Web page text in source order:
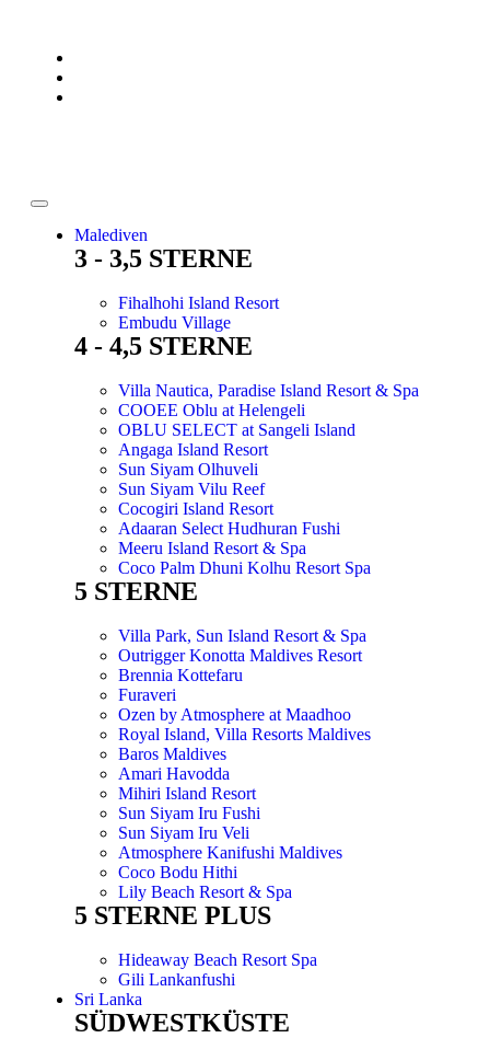
Malediven
3 - 3,5 STERNE
Fihalhohi Island Resort
Embudu Village
4 - 4,5 STERNE
Villa Nautica, Paradise Island Resort & Spa
COOEE Oblu at Helengeli
OBLU SELECT at Sangeli Island
Angaga Island Resort
Sun Siyam Olhuveli
Sun Siyam Vilu Reef
Cocogiri Island Resort
Adaaran Select Hudhuran Fushi
Meeru Island Resort & Spa
Coco Palm Dhuni Kolhu Resort Spa
5 STERNE
Villa Park, Sun Island Resort & Spa
Outrigger Konotta Maldives Resort
Brennia Kottefaru
Furaveri
Ozen by Atmosphere at Maadhoo
Royal Island, Villa Resorts Maldives
Baros Maldives
Amari Havodda
Mihiri Island Resort
Sun Siyam Iru Fushi
Sun Siyam Iru Veli
Atmosphere Kanifushi Maldives
Coco Bodu Hithi
Lily Beach Resort & Spa
5 STERNE PLUS
Hideaway Beach Resort Spa
Gili Lankanfushi
Sri Lanka
SÜDWESTKÜSTE